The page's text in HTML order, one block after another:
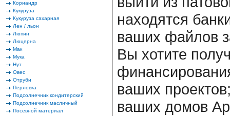
Кориандр
Кукуруза
Кукуруза сахарная
Лен / льон
Люпин
Люцерна
Мак
Мука
Нут
Овес
Отруби
Перловка
Подсолнечник кондитерский
Подсолнечник масличный
Посевной материал
находятся
ваших файлов
Вы хотите
ваших
ваших домов